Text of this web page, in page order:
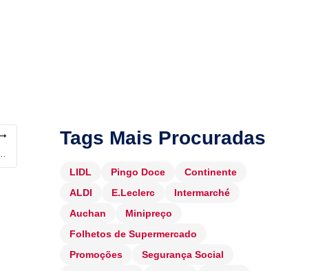
Tags Mais Procuradas
LIDL Pingo Doce
Continente
ALDI
E.Leclerc
Intermarché
Auchan
Minipreço
Folhetos de Supermercado
Promoções
Segurança Social